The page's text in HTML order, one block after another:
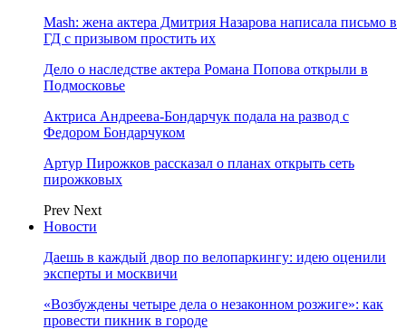
Mash: жена актера Дмитрия Назарова написала письмо в
ГД с призывом простить их
Дело о наследстве актера Романа Попова открыли в
Подмосковье
Актриса Андреева-Бондарчук подала на развод с
Федором Бондарчуком
Артур Пирожков рассказал о планах открыть сеть
пирожковых
Prev Next
Новости
Даешь в каждый двор по велопаркингу: идею оценили
эксперты и москвичи
«Возбуждены четыре дела о незаконном розжиге»: как
провести пикник в городе